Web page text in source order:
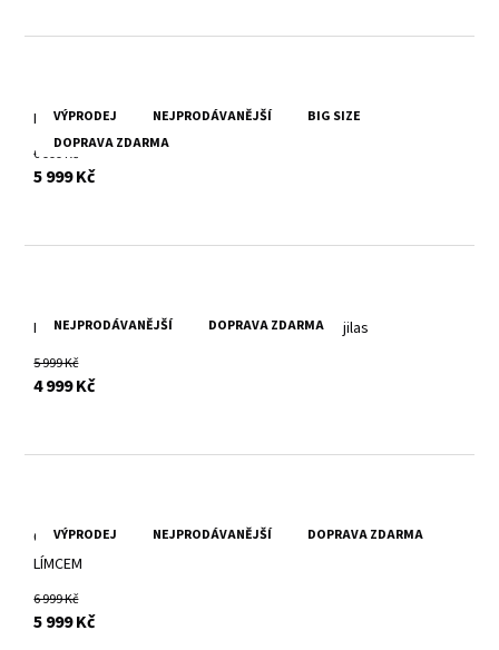
VÝPRODEJ NEJPRODÁVANĚJŠÍ
BIG SIZE
DOPRAVA ZDARMA
Pánská tmavě hnědá kožená pilotka Cruise DB DBR
6 999 Kč
5 999 Kčs DPH
NEJPRODÁVANĚJŠÍ DOPRAVA ZDARMA
Pánská kožená bunda s kapucí v barvě Lime 2Mjilas
5 999 Kč
4 999 Kčs DPH
VÝPRODEJ NEJPRODÁVANĚJŠÍ DOPRAVA ZDARMA
ČERNÁ PÁNSKÁ KOŽENÁ BUNDA GMGROVER S KOŽEŠINOVÝM
LÍMCEM
6 999 Kč
5 999 Kčs DPH